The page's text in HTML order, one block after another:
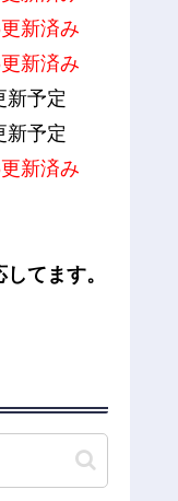
新済み
新済み
新予定
新予定
新済み
てます。